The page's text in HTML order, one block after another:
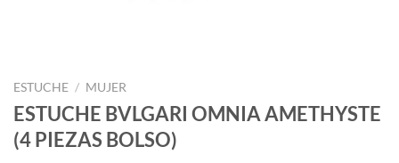
ESTUCHE / MUJER
ESTUCHE BVLGARI OMNIA AMETHYSTE
(4 PIEZAS BOLSO)